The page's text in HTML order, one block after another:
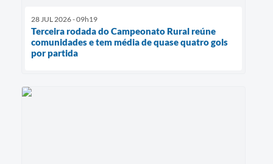
28 JUL 2026 - 09h19
Terceira rodada do Campeonato Rural reúne
comunidades e tem média de quase quatro gols
por partida